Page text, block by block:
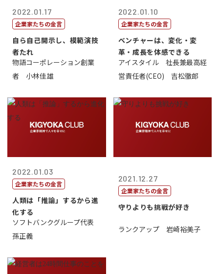
2022.01.17
企業家たちの金言
自ら自己開示し、模範演技
者たれ
物語コーポレーション創業
者 小林佳雄
2022.01.10
企業家たちの金言
ベンチャーは、変化・変
革・成長を体感できる
アイスタイル 社長兼最高経
営責任者(CEO) 吉松徹郎
2022.01.03
企業家たちの金言
人類は「推論」するから進
化する
ソフトバンクグループ代表
孫正義
2021.12.27
企業家たちの金言
守りよりも挑戦が好き
ランクアップ 岩崎裕美子